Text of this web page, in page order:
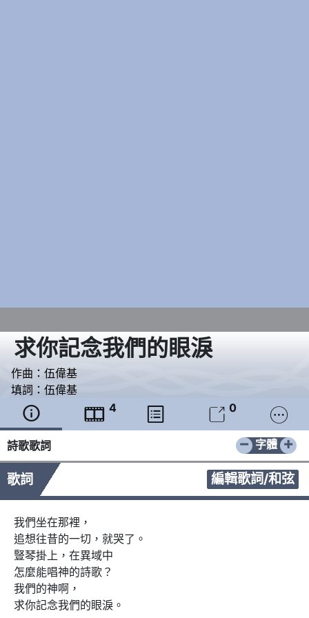
求你記念我們的眼淚
作曲： 伍偉基
填詞： 伍偉基
  4   0 
詩歌歌詞 − +
字體
歌詞 編輯歌詞/和弦
我們坐在那裡，
追想往昔的一切，就哭了。
豎琴掛上，在異域中
怎麼能唱神的詩歌？
我們的神啊，
求你記念我們的眼淚。